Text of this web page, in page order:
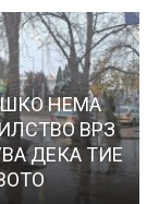
НЕМА
ВРЗ
ДЕКА ТИЕ